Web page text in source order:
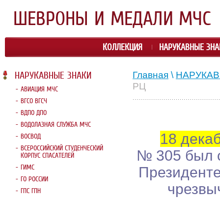
КОЛЛЕКЦИЯ НАРУКАВНЫЕ
Главная \
РЦ
18
№ 305 был
НАРУКАВНЫЕ ЗНАКИ
АВИАЦИЯ МЧС
ВГСО ВГСЧ
ВДПО ДПО
ВОДОЛАЗНАЯ СЛУЖБА МЧС
ВОСВОД
ВСЕРОССИЙСКИЙ СТУДЕНЧЕСКИЙ
КОРПУС СПАСАТЕЛЕЙ
ГИМС
ГО РОССИИ
ГПС ГПН